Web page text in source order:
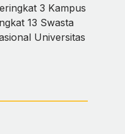
3 Kampus
13 Swasta
Universitas